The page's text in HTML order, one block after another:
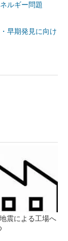
ルギー問題
早期発見に向け
震による工場へ